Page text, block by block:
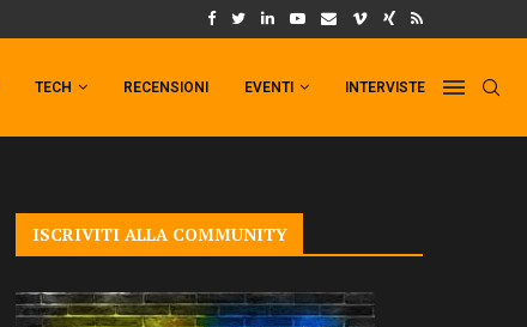
IL TRAILER DI FIST OF THE NORTH STAR!
TECH RECENSIONI EVENTI INTERVISTE
ISCRIVITI ALLA COMMUNITY